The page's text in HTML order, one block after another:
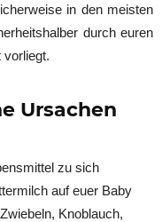
in den meisten
durch euren
vorliegt.
Ursachen
zu sich
auf euer Baby
Knoblauch,